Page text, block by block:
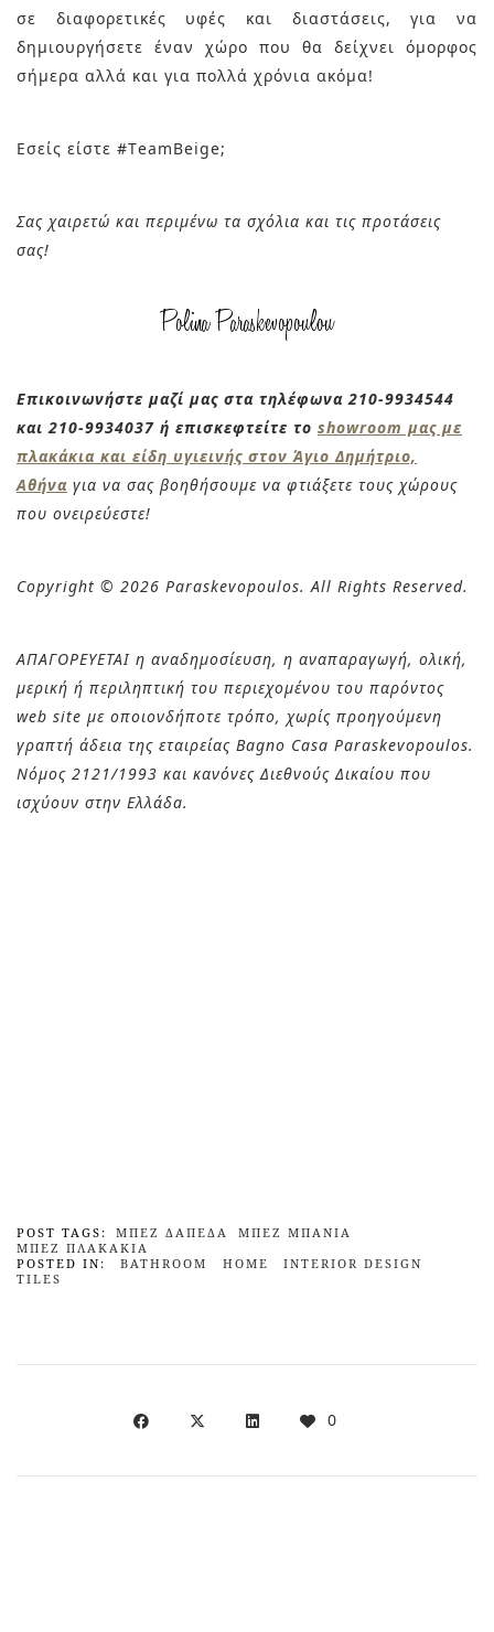
σε διαφορετικές υφές και διαστάσεις, για να
δημιουργήσετε έναν χώρο που θα δείχνει όμορφος
σήμερα αλλά και για πολλά χρόνια ακόμα!
Εσείς είστε #ΤeamBeige;
Σας χαιρετώ και περιμένω τα σχόλια και τις προτάσεις
σας!
Επικοινωνήστε μαζί μας στα τηλέφωνα 210-9934544
και 210-9934037 ή επισκεφτείτε το showroom μας με
πλακάκια και είδη υγιεινής στον Άγιο Δημήτριο,
Αθήνα για να σας βοηθήσουμε να φτιάξετε τους χώρους
που ονειρεύεστε!
Copyright © 2026 Paraskevopoulos. All Rights Reserved.
ΑΠΑΓΟΡΕΥΕΤΑΙ η αναδημοσίευση, η αναπαραγωγή, ολική,
μερική ή περιληπτική του περιεχομένου του παρόντος
web site με οποιονδήποτε τρόπο, χωρίς προηγούμενη
γραπτή άδεια της εταιρείας Bagno Casa Paraskevopoulos.
Νόμος 2121/1993 και κανόνες Διεθνούς Δικαίου που
ισχύουν στην Ελλάδa.
POST TAGS: ΜΠΕΖ ΔΆΠΕΔΑ
ΜΠΕΖ ΜΠΆΝΙΑ
ΜΠΕΖ ΠΛΑΚΆΚΙΑ
POSTED IN:
BATHROOM HOME
INTERIOR DESIGN
TILES
0